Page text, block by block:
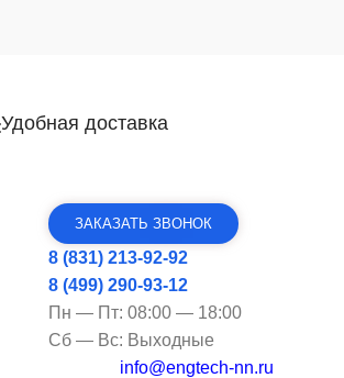
Удобная доставка
ЗАКАЗАТЬ ЗВОНОК
8 (831) 213-92-92
8 (499) 290-93-12
Пн — Пт: 08:00 — 18:00
Сб — Вс: Выходные
info@engtech-nn.ru